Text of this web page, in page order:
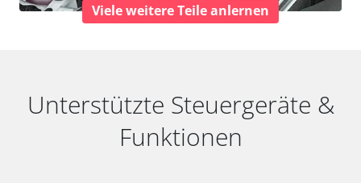
Viele weitere Teile anlernen
Unterstützte Steuergeräte &
Funktionen